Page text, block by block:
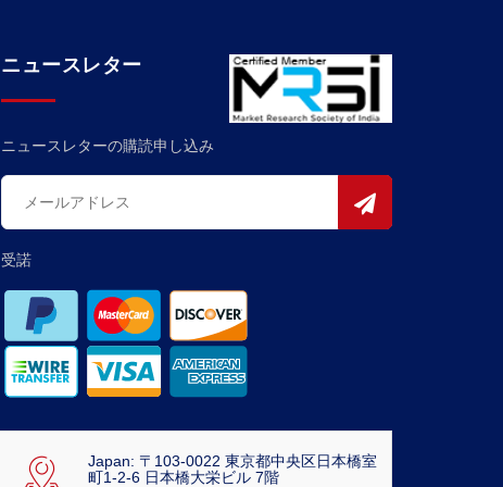
ニュースレター
ニュースレターの購読申し込み
受諾
Japan: 〒103-0022 東京都中央区日本橋室
町1-2-6 日本橋大栄ビル 7階